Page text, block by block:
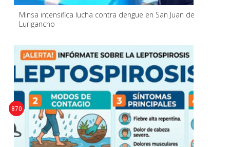
Minsa intensifica lucha contra dengue en San Juan de
Lurigancho
870